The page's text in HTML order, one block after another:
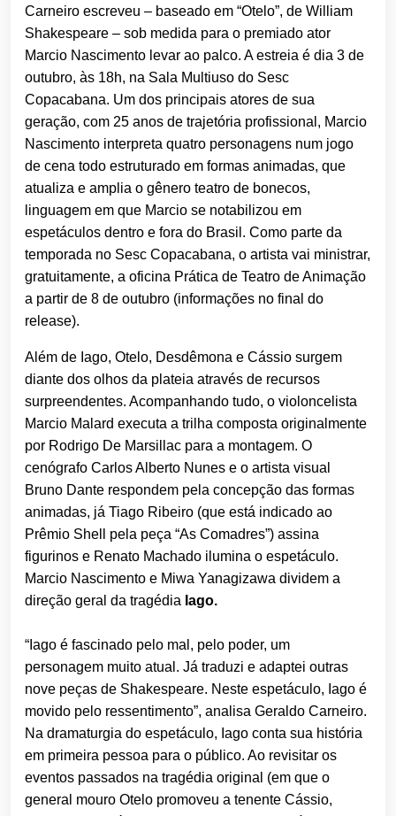
Carneiro escreveu – baseado em “Otelo”, de William
Shakespeare – sob medida para o premiado ator
Marcio Nascimento levar ao palco. A estreia é dia 3 de
outubro, às 18h, na Sala Multiuso do Sesc
Copacabana. Um dos principais atores de sua
geração, com 25 anos de trajetória profissional, Marcio
Nascimento interpreta quatro personagens num jogo
de cena todo estruturado em formas animadas, que
atualiza e amplia o gênero teatro de bonecos,
linguagem em que Marcio se notabilizou em
espetáculos dentro e fora do Brasil. Como parte da
temporada no Sesc Copacabana, o artista vai ministrar,
gratuitamente, a oficina Prática de Teatro de Animação
a partir de 8 de outubro (informações no final do
release).
Além de Iago, Otelo, Desdêmona e Cássio surgem
diante dos olhos da plateia através de recursos
surpreendentes. Acompanhando tudo, o violoncelista
Marcio Malard executa a trilha composta originalmente
por Rodrigo De Marsillac para a montagem. O
cenógrafo Carlos Alberto Nunes e o artista visual
Bruno Dante respondem pela concepção das formas
animadas, já Tiago Ribeiro (que está indicado ao
Prêmio Shell pela peça “As Comadres”) assina
figurinos e Renato Machado ilumina o espetáculo.
Marcio Nascimento e Miwa Yanagizawa dividem a
direção geral da tragédia Iago.
“Iago é fascinado pelo mal, pelo poder, um
personagem muito atual. Já traduzi e adaptei outras
nove peças de Shakespeare. Neste espetáculo, Iago é
movido pelo ressentimento”, analisa Geraldo Carneiro.
Na dramaturgia do espetáculo, Iago conta sua história
em primeira pessoa para o público. Ao revisitar os
eventos passados na tragédia original (em que o
general mouro Otelo promoveu a tenente Cássio,